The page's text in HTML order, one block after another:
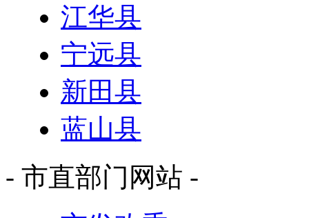
江华县
宁远县
新田县
蓝山县
- 市直部门网站 -